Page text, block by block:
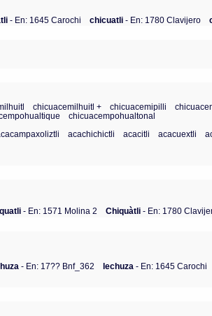
- En: 1645 Carochi chicuatli- En: 1780 Clavijero
chicuacemilhuitl + chicuacemipilli
chicuacempohualtonal
acachichictli acacitli acacuextli
- En: 1571 Molina 2 Chiquàtli - En: 1780
- En: 17?? Bnf_362 lechuza - En: 1645 Carochi